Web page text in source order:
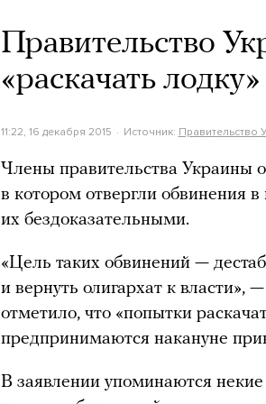
Правительство
«раскачать
11:22, 16 декабря 2015 Источник: Правительство
Члены правительства Украины
в котором отвергли обвинения в
их бездоказательными.
«Цель таких обвинений —
и вернуть олигархат к власти»,
отметило, что «попытки
предпринимаются накануне
В заявлении упоминаются